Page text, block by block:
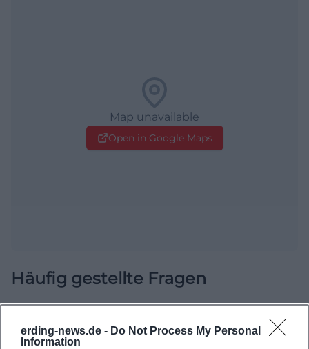
erding-news.de - Do Not Process My Personal
Information
Map unavailable
Open in Google Maps
Häufig gestellte Fragen
Wann beginnt das Kammerkonzert?